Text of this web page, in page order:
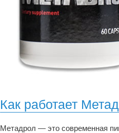
Как работает
Метадрол — это современная